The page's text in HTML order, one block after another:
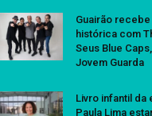
Guairão
histórica com
Seus Blue
Jovem Guarda
Livro infantil da
Paula Lima